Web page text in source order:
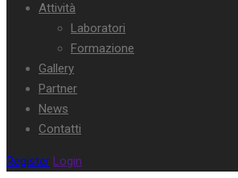
Attività
Laboratori
Formazione
Gallery
Partner
News
Contatti
Register Login